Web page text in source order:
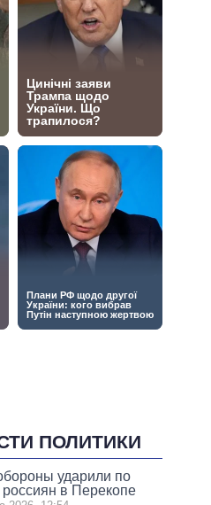
ПОЛИТИКИ
ударили по
россиян в Перекопе